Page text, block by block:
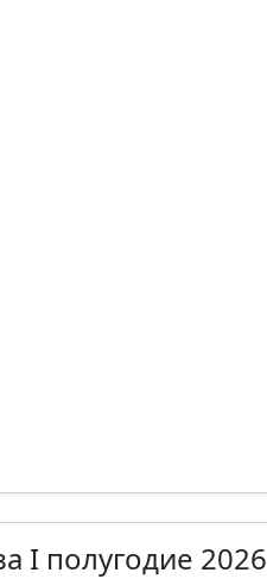
I полугодие 2026